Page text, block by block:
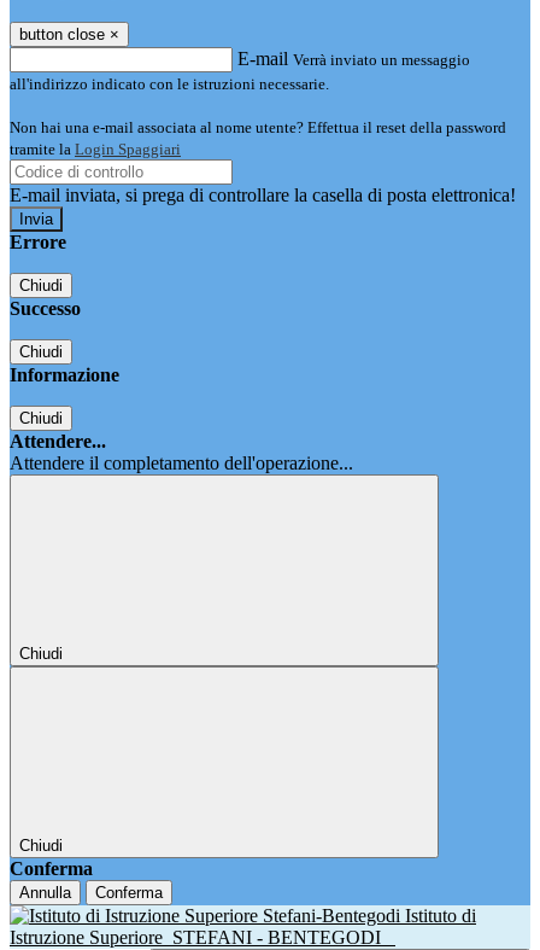
button close ×
E-mail Verrà inviato un messaggio
all'indirizzo indicato con le istruzioni necessarie.
Non hai una e-mail associata al nome utente? Effettua il reset della password
tramite la Login Spaggiari
E-mail inviata, si prega di controllare la casella di posta elettronica!
Errore
Chiudi
Successo
Chiudi
Informazione
Chiudi
Attendere...
Attendere il completamento dell'operazione...
Chiudi
Chiudi
Conferma
Annulla Conferma
Istituto di
Istruzione Superiore STEFANI - BENTEGODI